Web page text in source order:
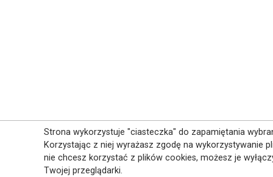
Strona wykorzystuje "ciasteczka" do zapamiętania
Korzystając z niej wyrażasz zgodę na wykorzystywanie
nie chcesz korzystać z plików cookies, możesz je
Twojej przeglądarki.